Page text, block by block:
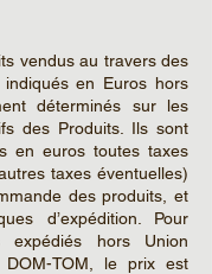
vendus au travers des
en Euros hors
déterminés sur les
des Produits. Ils sont
en euros toutes taxes
taxes éventuelles)
des produits, et
d’expédition. Pour
expédiés hors Union
DOM-TOM, le prix est